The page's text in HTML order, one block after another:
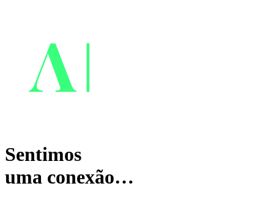
Sentimos
uma conexão…